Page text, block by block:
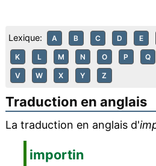
Lexique: A B C D E
K L M N O P Q
V W X Y Z
Traduction en anglais
La traduction en anglais d'
importin